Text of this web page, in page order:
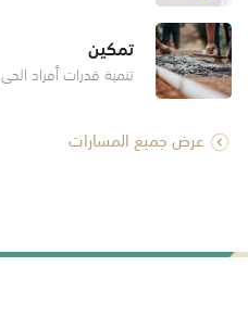
تمكين
تنمية قدرات أفراد الحي
عرض جميع المسارات